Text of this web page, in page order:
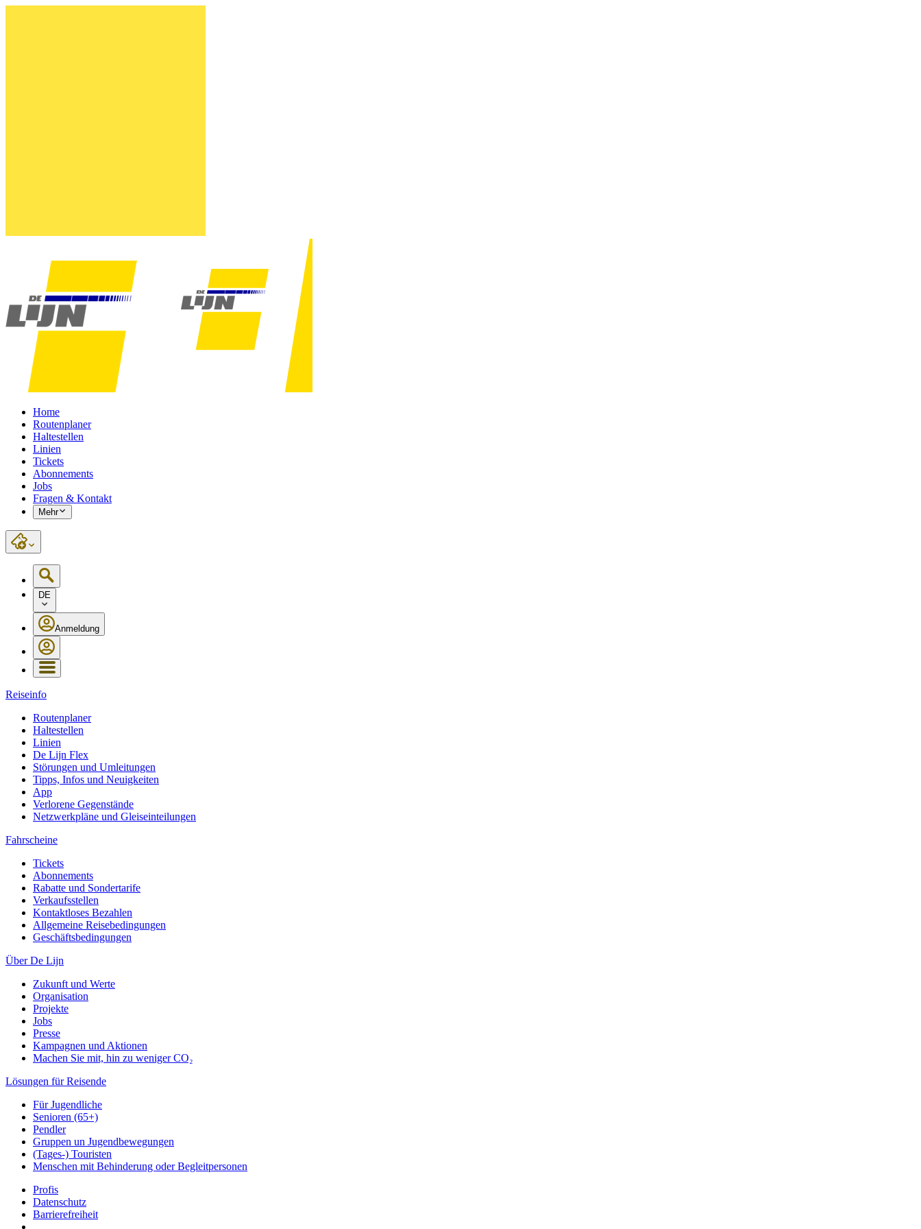
Home
Routenplaner
Haltestellen
Linien
Tickets
Abonnements
Jobs
Fragen & Kontakt
Mehr
DE
Anmeldung
Reiseinfo
Routenplaner
Haltestellen
Linien
De Lijn Flex
Störungen und Umleitungen
Tipps, Infos und Neuigkeiten
App
Verlorene Gegenstände
Netzwerkpläne und Gleiseinteilungen
Fahrscheine
Tickets
Abonnements
Rabatte und Sondertarife
Verkaufsstellen
Kontaktloses Bezahlen
Allgemeine Reisebedingungen
Geschäftsbedingungen
Über De Lijn
Zukunft und Werte
Organisation
Projekte
Jobs
Presse
Kampagnen und Aktionen
Machen Sie mit, hin zu weniger CO₂
Lösungen für Reisende
Für Jugendliche
Senioren (65+)
Pendler
Gruppen un Jugendbewegungen
(Tages-) Touristen
Menschen mit Behinderung oder Begleitpersonen
Profis
Datenschutz
Barrierefreiheit